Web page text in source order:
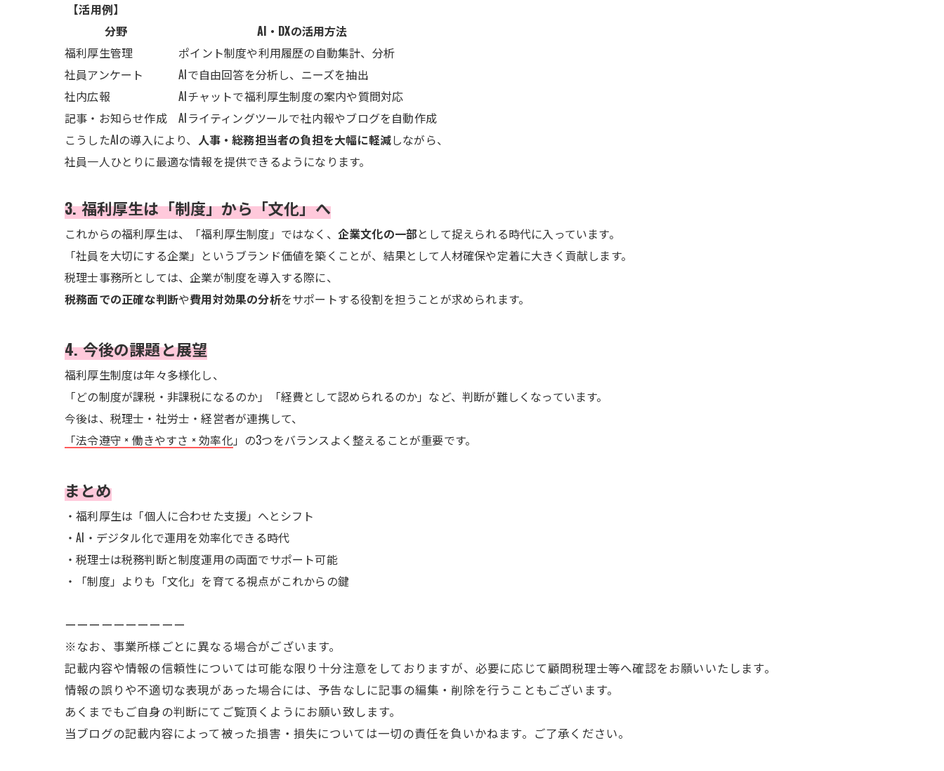
【活用例】
分野
AI・DXの活用方法
福利厚生管理
ポイント制度や利用履歴の自動集計、分析
社員アンケート
AIで自由回答を分析し、ニーズを抽出
社内広報
AIチャットで福利厚生制度の案内や質問対応
記事・お知らせ作成 AIライティングツールで社内報やブログを自動作成
こうしたAIの導入により、 人事・総務担当者の負担を大幅に軽減しながら、
社員一人ひとりに最適な情報を提供できるようになります。
3. 福利厚生は「制度」から「文化」へ
これからの福利厚生は、「福利厚生制度」ではなく、 企業文化の一部として捉えられる時代に入っています。
「社員を大切にする企業」というブランド価値を築くことが、結果として人材確保や定着に大きく貢献します。
税理士事務所としては、企業が制度を導入する際に、
税務面での正確な判断や費用対効果の分析をサポートする役割を担うことが求められます。
4. 今後の課題と展望
福利厚生制度は年々多様化し、
「どの制度が課税・非課税になるのか」「経費として認められるのか」など、判断が難しくなっています。
今後は、税理士・社労士・経営者が連携して、
「法令遵守 × 働きやすさ × 効率化 」の3つをバランスよく整えることが重要です。
まとめ
・福利厚生は「個人に合わせた支援」へとシフト
・AI・デジタル化で運用を効率化できる時代
・税理士は税務判断と制度運用の両面でサポート可能
・「制度」よりも「文化」を育てる視点がこれからの鍵
ーーーーーーーーーー
※なお、事業所様ごとに異なる場合がございます。
記載内容や情報の信頼性については可能な限り十分注意をしておりますが、必要に応じて顧問税理士等へ確認をお願いいたします。
情報の誤りや不適切な表現があった場合には、予告なしに記事の編集・削除を行うこともございます。
あくまでもご自身の判断にてご覧頂くようにお願い致します。
当ブログの記載内容によって被った損害・損失については一切の責任を負いかねます。ご了承ください。